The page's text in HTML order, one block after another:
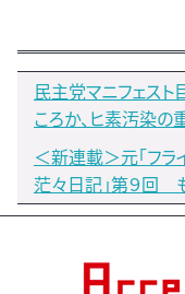
民主党マニフェスト
ころか、ヒ素汚染の
＜新連載＞元「フラ
茫々日記」第９回